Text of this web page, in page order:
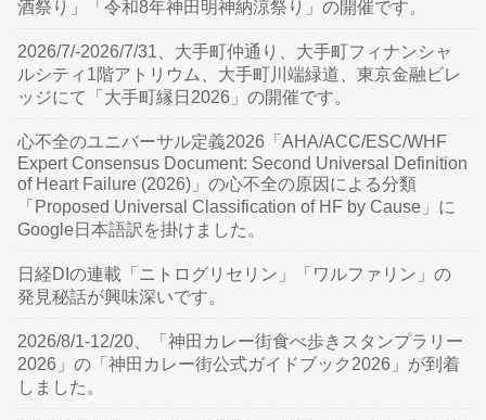
酒祭り」「令和8年神田明神納涼祭り」の開催です。
2026/7/-2026/7/31、大手町仲通り、大手町フィナンシャ
ルシティ1階アトリウム、大手町川端緑道、東京金融ビレ
ッジにて「大手町縁日2026」の開催です。
心不全のユニバーサル定義2026「AHA/ACC/ESC/WHF
Expert Consensus Document: Second Universal Definition
of Heart Failure (2026)」の心不全の原因による分類
「Proposed Universal Classification of HF by Cause」に
Google日本語訳を掛けました。
日経DIの連載「ニトログリセリン」「ワルファリン」の
発見秘話が興味深いです。
2026/8/1-12/20、「神田カレー街食べ歩きスタンプラリー
2026」の「神田カレー街公式ガイドブック2026」が到着
しました。